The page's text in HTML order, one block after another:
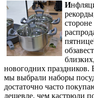
И
новогодних праздников.
мы выбрали наборы
достаточно часто
дешевле, чем кастрюли